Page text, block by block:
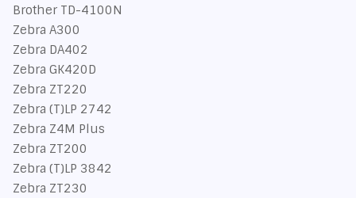
Brother TD-4100N
Zebra A300
Zebra DA402
Zebra GK420D
Zebra ZT220
Zebra (T)LP 2742
Zebra Z4M Plus
Zebra ZT200
Zebra (T)LP 3842
Zebra ZT230